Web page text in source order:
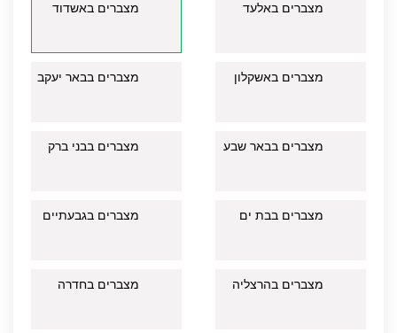
מצברים באלעד מצברים באשדוד
מצברים באשקלון מצברים בבאר יעקב
מצברים בבאר שבע מצברים בבני ברק
מצברים בבת ים מצברים בגבעתיים
מצברים בהרצליה מצברים בחדרה